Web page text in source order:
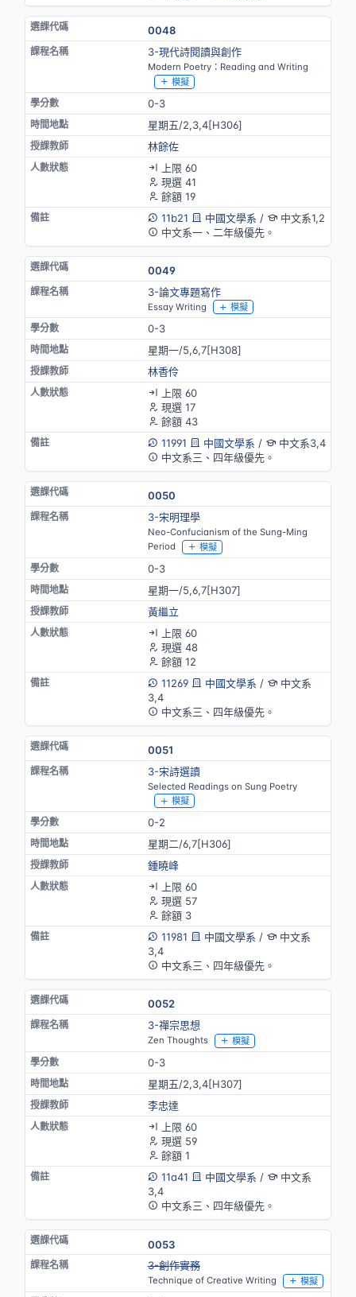
0048
3-現代詩閱讀與創作
Modern Poetry：Reading and Writing
模擬
0-3
星期五/2,3,4[H306]
林餘佐
上限 60
現選 41
餘額 19
11b21
中國文學系 /
中文系1,2
中文系一、二年級優先。
0049
3-論文專題寫作
Essay Writing 模擬
0-3
星期一/5,6,7[H308]
林香伶
上限 60
現選 17
餘額 43
11991
中國文學系 /
中文系3,4
中文系三、四年級優先。
0050
3-宋明理學
Neo-Confucianism of the Sung-Ming
Period
模擬
0-3
星期一/5,6,7[H307]
黃繼立
上限 60
現選 48
餘額 12
11269
中國文學系 /
中文系
3,4
中文系三、四年級優先。
0051
3-宋詩選讀
Selected Readings on Sung Poetry
模擬
0-2
星期二/6,7[H306]
鍾曉峰
上限 60
現選 57
餘額 3
11981
中國文學系 /
中文系
3,4
中文系三、四年級優先。
0052
3-禪宗思想
Zen Thoughts 模擬
0-3
星期五/2,3,4[H307]
李忠達
上限 60
現選 59
餘額 1
11a41
中國文學系 /
中文系
3,4
中文系三、四年級優先。
0053
3-創作實務
Technique of Creative Writing 模擬